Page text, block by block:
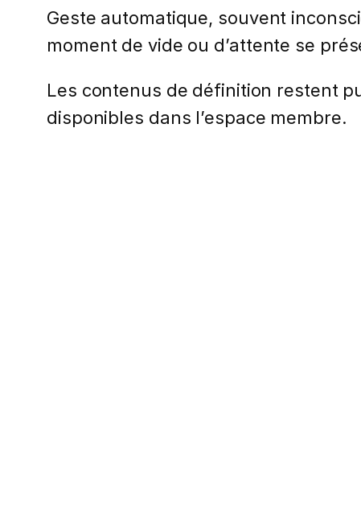
Geste automatique, souvent
moment de vide ou d’attente se
Les contenus de définition restent
disponibles dans l’espace membre.